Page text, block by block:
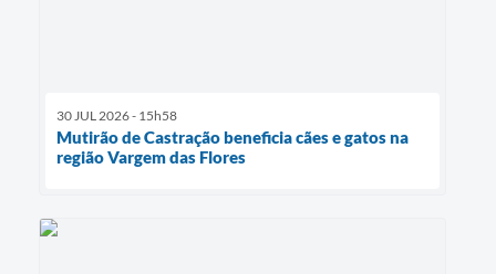
30 JUL 2026 - 15h58
Mutirão de Castração beneficia cães e gatos na
região Vargem das Flores